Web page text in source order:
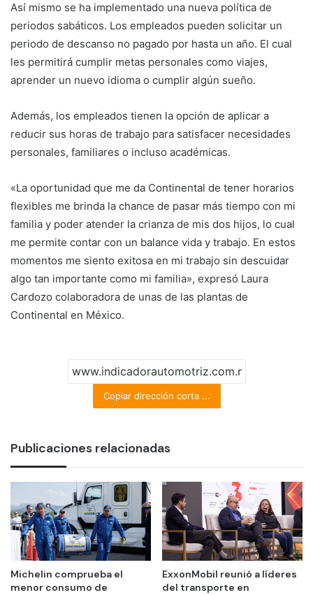
Así mismo se ha implementado una nueva política de
periodos sabáticos. Los empleados pueden solicitar un
periodo de descanso no pagado por hasta un año. El cual
les permitirá cumplir metas personales como viajes,
aprender un nuevo idioma o cumplir algún sueño.
Además, los empleados tienen la opción de aplicar a
reducir sus horas de trabajo para satisfacer necesidades
personales, familiares o incluso académicas.
«La oportunidad que me da Continental de tener horarios
flexibles me brinda la chance de pasar más tiempo con mi
familia y poder atender la crianza de mis dos hijos, lo cual
me permite contar con un balance vida y trabajo. En estos
momentos me siento exitosa en mi trabajo sin descuidar
algo tan importante como mi familia», expresó Laura
Cardozo colaboradora de unas de las plantas de
Continental en México.
Copiar dirección corta ...
Publicaciones relacionadas
Michelin comprueba el
menor consumo de
ExxonMobil reunió a líderes
del transporte en